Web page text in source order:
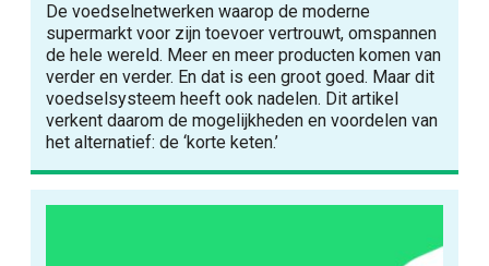
De voedselnetwerken waarop de moderne
supermarkt voor zijn toevoer vertrouwt, omspannen
de hele wereld. Meer en meer producten komen van
verder en verder. En dat is een groot goed. Maar dit
voedselsysteem heeft ook nadelen. Dit artikel
verkent daarom de mogelijkheden en voordelen van
het alternatief: de ‘korte keten.’